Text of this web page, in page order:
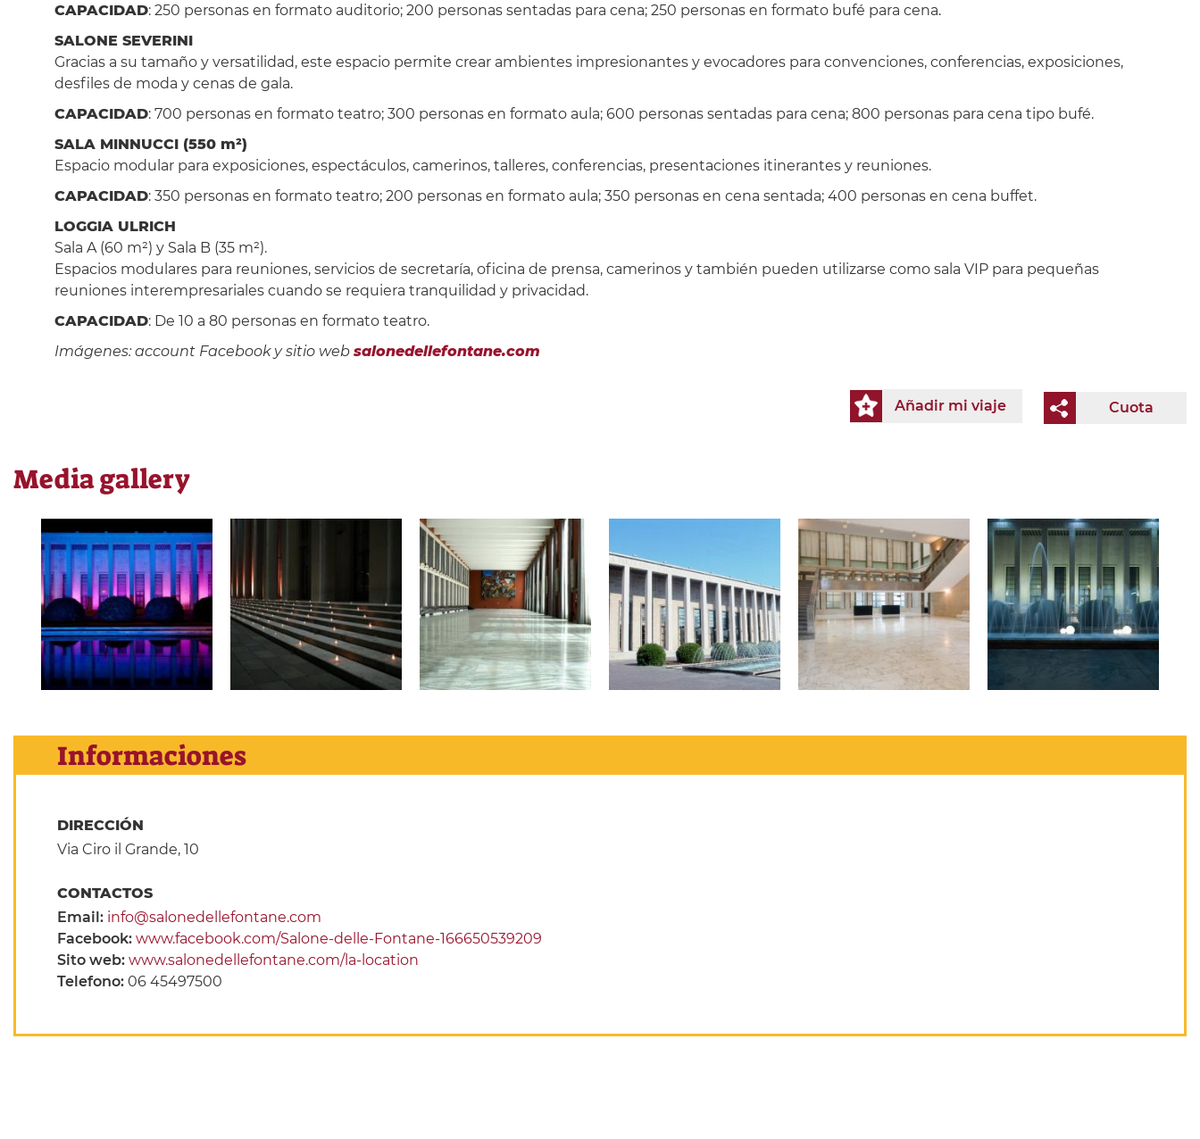
CAPACIDAD: 250 personas en formato auditorio; 200 personas sentadas para cena; 250 personas en formato bufé para cena.
SALONE SEVERINI
Gracias a su tamaño y versatilidad, este espacio permite crear ambientes impresionantes y evocadores para convenciones, conferencias, exposiciones,
desfiles de moda y cenas de gala.
CAPACIDAD: 700 personas en formato teatro; 300 personas en formato aula; 600 personas sentadas para cena; 800 personas para cena tipo bufé.
SALA MINNUCCI (550 m²)
Espacio modular para exposiciones, espectáculos, camerinos, talleres, conferencias, presentaciones itinerantes y reuniones.
CAPACIDAD: 350 personas en formato teatro; 200 personas en formato aula; 350 personas en cena sentada; 400 personas en cena buffet.
LOGGIA ULRICH
Sala A (60 m²) y Sala B (35 m²).
Espacios modulares para reuniones, servicios de secretaría, oficina de prensa, camerinos y también pueden utilizarse como sala VIP para pequeñas
reuniones interempresariales cuando se requiera tranquilidad y privacidad.
CAPACIDAD: De 10 a 80 personas en formato teatro.
Imágenes: account Facebook y sitio web salonedellefontane.com
Cuota
Añadir mi viaje
Media gallery
Informaciones
DIRECCIÓN
Via Ciro il Grande, 10
CONTACTOS
Email: info@salonedellefontane.com
Facebook: www.facebook.com/Salone-delle-Fontane-166650539209
Sito web: www.salonedellefontane.com/la-location
Telefono: 06 45497500